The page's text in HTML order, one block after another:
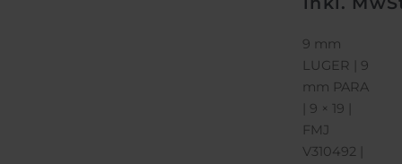
9 mm
LUGER | 9
mm PARA
| 9 × 19 |
FMJ
V310492 |